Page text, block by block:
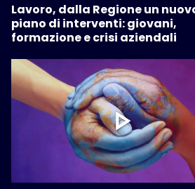
Lavoro, dalla Regione un
piano di interventi: giovani,
formazione e crisi aziendali